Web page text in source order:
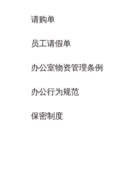
请购单
员工请假单
办公室物资管理条例
办公行为规范
保密制度